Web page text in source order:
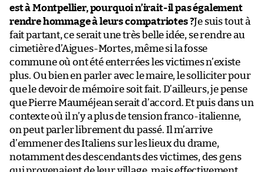
est à Montpellier, pourquoi n’irait-il pas également
rendre hommage à leurs compatriotes ?Je suis tout à
fait partant, ce serait une très belle idée, se rendre au
cimetière d’Aigues-Mortes, même si la fosse
commune où ont été enterrées les victimes n’existe
plus. Ou bien en parler avec le maire, le solliciter pour
que le devoir de mémoire soit fait. D’ailleurs, je pense
que Pierre Mauméjean serait d’accord. Et puis dans un
contexte où il n’y a plus de tension franco-italienne,
on peut parler librement du passé. Il m’arrive
d’emmener des Italiens sur les lieux du drame,
notamment des descendants des victimes, des gens